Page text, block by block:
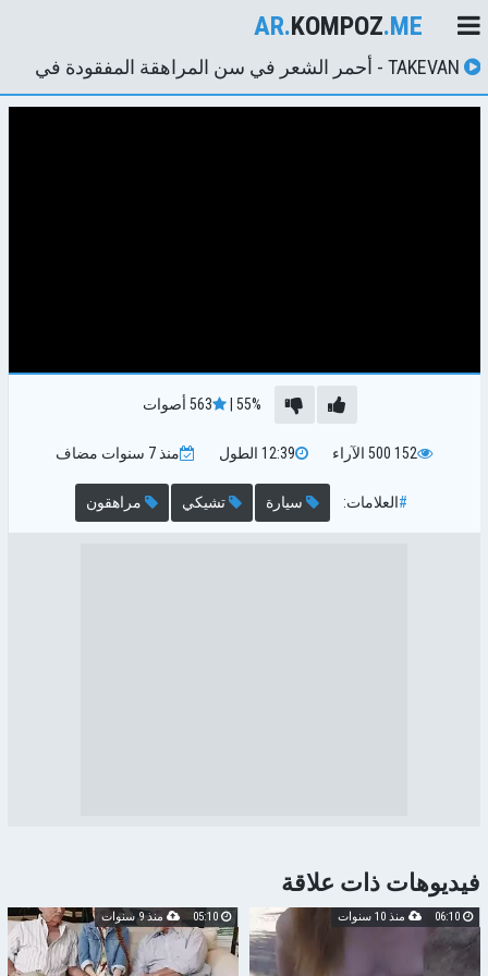
AR.KOMPOZ.ME
TAKEVAN - أحمر الشعر في سن المراهقة المفقودة في
الحقول هو قرنية للديك
55%
|
563 أصوات
152 500 الآراء 12:39الطول منذ 7 سنوات مضاف
#العلامات: سيارة تشيكي مراهقون
فيديوهات ذات علاقة
06:10 منذ 10 سنوات 05:10 منذ 9 سنوات